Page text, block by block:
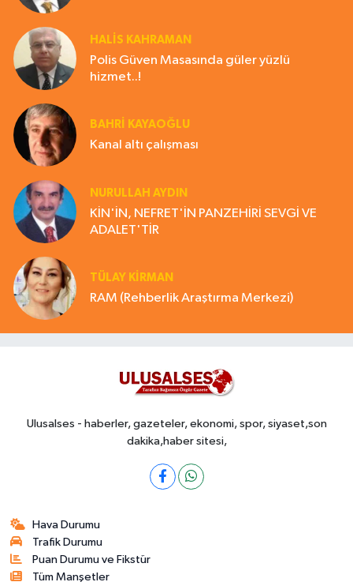
HALIS KAHRAMAN
Polis Güven Masasında güler yüzlü
hizmet..!
BAHRI KAYAOĞLU
Kanal altı çalışması
NURULLAH AYDIN
KİN'İN, NEFRET'İN PANZEHİRİ SEVGİ VE
ADALET'TİR
TÜLAY KİRMAN
RAM (Rehberlik Araştırma Merkezi)
Ulusalses - haberler, gazeteler, ekonomi, spor, siyaset,son
dakika,haber sitesi,
Hava Durumu
Trafik Durumu
Puan Durumu ve Fikstür
Tüm Manşetler